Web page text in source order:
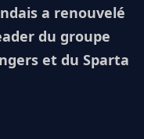
a renouvelé
du groupe
et du Sparta